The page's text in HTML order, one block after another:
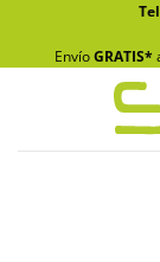
contenido
EnvíoGRATIS*